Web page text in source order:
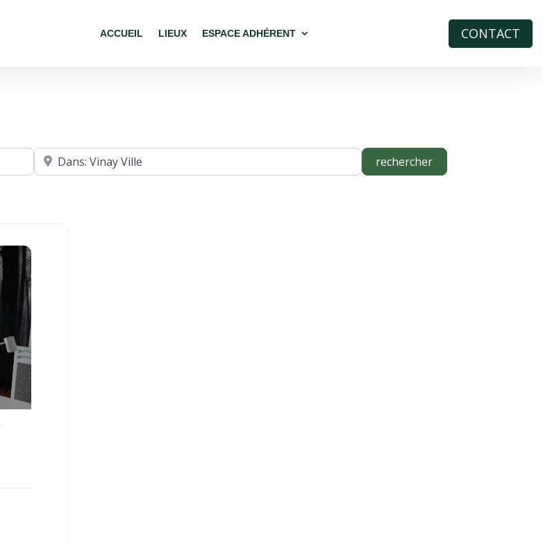
ACCUEIL LIEUX ESPACE ADHÉRENT CONTACT
Où ? rechercherrechercher